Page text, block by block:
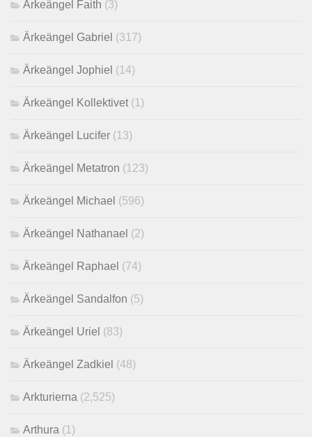
Ärkeängel Faith (3)
Ärkeängel Gabriel (317)
Ärkeängel Jophiel (14)
Ärkeängel Kollektivet(1)
Ärkeängel Lucifer (13)
Ärkeängel Metatron (123)
Ärkeängel Michael (596)
Ärkeängel Nathanael (2)
Ärkeängel Raphael (74)
Ärkeängel Sandalfon (5)
Ärkeängel Uriel (83)
Ärkeängel Zadkiel (48)
Arkturierna (2,525)
Arthura (1)